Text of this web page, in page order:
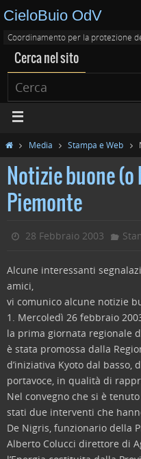
CieloBuio OdV
Coordinamento per la protezione
Cerca nel sito
Media Stampa e Web
Notizie buone (o
Piemonte
28 Febbraio 2003
Alcune interessanti
amici,
vi comunico alcune notizie
1. Mercoledì 26 febbraio
la prima giornata regionale
è stata promossa dalla
d’iniziativa Kyoto dal
portavoce, in qualità di
Nel convegno che si è
stati due interventi che
De Nigris, funzionario della
Alberto Colucci direttore di